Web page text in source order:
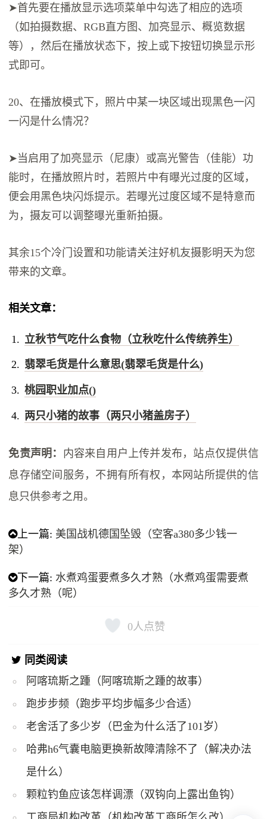
➤首先要在播放显示选项菜单中勾选了相应的选项
（如拍摄数据、RGB直方图、加亮显示、概览数据
等），然后在播放状态下，按上或下按钮切换显示形
式即可。
20、在播放模式下，照片中某一块区域出现黑色一闪
一闪是什么情况？
➤当启用了加亮显示（尼康）或高光警告（佳能）功
能时，在播放照片时，若照片中有曝光过度的区域，
便会用黑色块闪烁提示。若曝光过度区域不是特意而
为，摄友可以调整曝光重新拍摄。
其余15个冷门设置和功能请关注好机友摄影明天为您
带来的文章。
相关文章：
立秋节气吃什么食物（立秋吃什么传统养生）
翡翠毛货是什么意思(翡翠毛货是什么)
桃园职业加点()
两只小猪的故事（两只小猪盖房子）
免责声明： 内容来自用户上传并发布，站点仅提供信
息存储空间服务，不拥有所有权，本网站所提供的信
息只供参考之用。
上一篇: 美国战机德国坠毁（空客a380多少钱一
架）
下一篇: 水煮鸡蛋要煮多久才熟（水煮鸡蛋需要煮
多久才熟（呢）
0人点赞
同类阅读
阿喀琉斯之踵（阿喀琉斯之踵的故事）
跑步步频（跑步平均步幅多少合适）
老舍活了多少岁（巴金为什么活了101岁）
哈弗h6气囊电脑更换新故障清除不了（解决办法
是什么）
颗粒钓鱼应该怎样调漂（双钩向上露出鱼钩）